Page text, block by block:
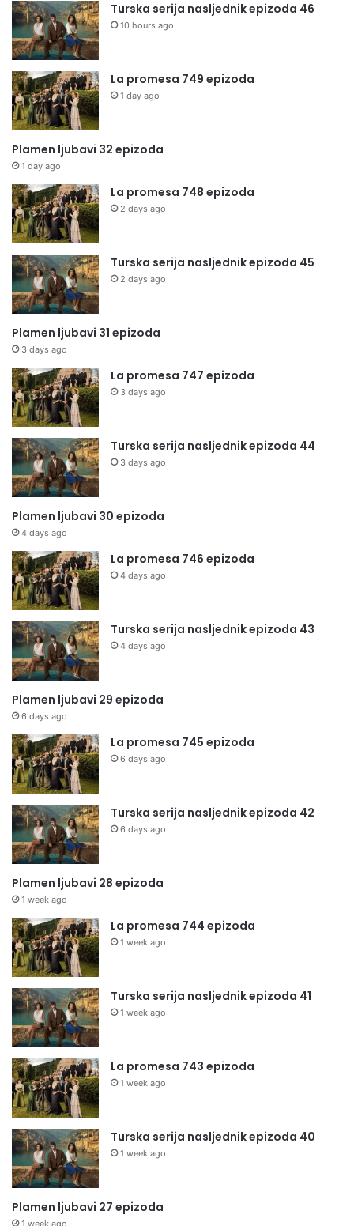
Turska serija nasljednik epizoda 46
10 hours ago
La promesa 749 epizoda
1 day ago
Plamen ljubavi 32 epizoda
1 day ago
La promesa 748 epizoda
2 days ago
Turska serija nasljednik epizoda 45
2 days ago
Plamen ljubavi 31 epizoda
3 days ago
La promesa 747 epizoda
3 days ago
Turska serija nasljednik epizoda 44
3 days ago
Plamen ljubavi 30 epizoda
4 days ago
La promesa 746 epizoda
4 days ago
Turska serija nasljednik epizoda 43
4 days ago
Plamen ljubavi 29 epizoda
6 days ago
La promesa 745 epizoda
6 days ago
Turska serija nasljednik epizoda 42
6 days ago
Plamen ljubavi 28 epizoda
1 week ago
La promesa 744 epizoda
1 week ago
Turska serija nasljednik epizoda 41
1 week ago
La promesa 743 epizoda
1 week ago
Turska serija nasljednik epizoda 40
1 week ago
Plamen ljubavi 27 epizoda
1 week ago